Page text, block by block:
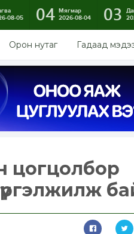
08-05
04 Мягмар
2026-08-04
03
Орон нутаг Гадаад
цогцолбор